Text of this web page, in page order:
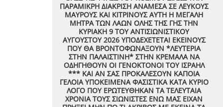
ΠΑΡΑΜΙΚΡΗ ΔΙΑΚΡΙΣΗ ΑΝΑΜΕΣΑ ΣΕ ΛΕΥΚΟΥΣ
ΜΑΥΡΟΥΣ ΚΑΙ ΚΙΤΡΙΝΟΥΣ ΑΥΤΗ Η ΜΕΓΑΛΗ
ΜΗΤΡΑ ΤΩΝ ΛΑΩΝ ΟΛΗΣ ΤΗΣ ΓΗΣ ΤΗΝ
ΚΥΡΙΑΚΗ 9 ΤΟΥ ΑΝΤΙΣΙΩΝΙΣΤΙΚΟΥ
ΑΥΓΟΥΣΤΟΥ 2026 ΥΠΟΔΕΧΕΤΕΤΑΙ ΕΚΕΙΝΟΥΣ
ΠΟΥ ΘΑ ΒΡΟΝΤΟΦΩΝΑΞΟΥΝ *ΛΕΥΤΕΡΙΑ
ΣΤΗΝ ΠΑΛΑΙΣΤΙΝΗ* ΣΤΗΝ ΚΡΕΜΑΛΑ ΝΑ
ΟΔΗΓΗΘΟΥΝ ΟΙ ΓΕΝΟΚΤΟΝΟΙ ΤΟΥ ΙΣΡΑΗΛ
*** ΚΑΙ ΑΝ ΣΑΣ ΠΡΟΚΑΛΕΣΟΥΝ ΚΑΠΟΙΑ
ΓΕΛΟΙΑ ΥΠΟΚΕΙΜΕΝΑ ΦΑΣΙΣΤΙΚΑ ΚΑΤΑ ΚΥΡΙΟ
ΛΟΓΟ ΠΟΥ ΕΡΩΤΕΥΘΗΚΑΝ ΤΑ ΤΕΛΕΥΤΑΙΑ
ΧΡΟΝΙΑ ΤΟΥΣ ΣΙΩΝΙΣΤΕΣ ΕΝΩ ΜΑΣ ΕΙΧΑΝ